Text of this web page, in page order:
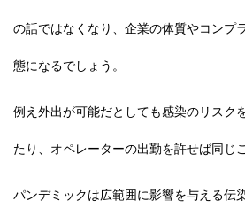
の話ではなくなり、企業の体質やコンプ
態になるでしょう。
例え外出が可能だとしても感染のリスク
たり、オペレーターの出勤を許せば同じ
パンデミックは広範囲に影響を与える伝